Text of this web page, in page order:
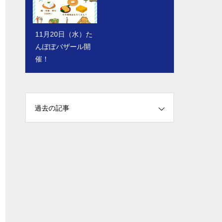
11月20日（水）た
んぽぽバザール開
催！
休業日のお知らせ
（６月３０日）
過去の記事